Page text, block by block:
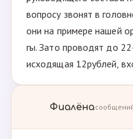
вопросу звонят в
они на примере нашей
гы. Зато проводят до
исходящая 12рублей,
Фиалёна